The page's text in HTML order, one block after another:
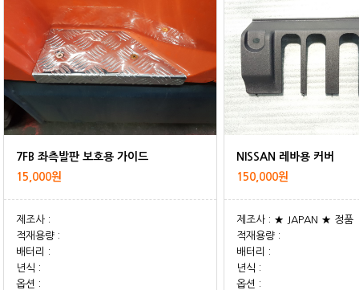
7FB 좌측발판 보호용 가이드
15,000원
제조사 :
적재용량 :
배터리 :
년식 :
옵션 :
NISSAN 레바용 커버
150,000원
제조사 : ★ JAPAN ★ 정품
적재용량 :
배터리 :
년식 :
옵션 :